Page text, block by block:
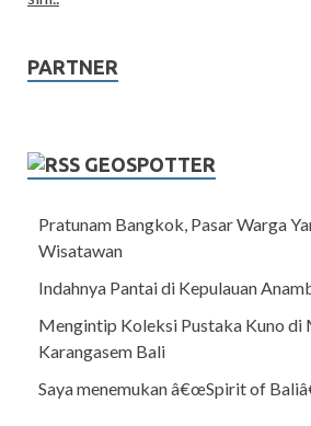
PARTNER
GEOSPOTTER
Pratunam Bangkok, Pasar Warga
Wisatawan
Indahnya Pantai di Kepulauan
Mengintip Koleksi Pustaka Kuno di
Karangasem Bali
Saya menemukan â€œSpirit of